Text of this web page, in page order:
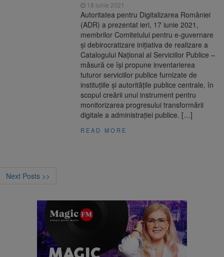
18 iunie 2021
Autoritatea pentru Digitalizarea României
(ADR) a prezentat ieri, 17 iunie 2021,
membrilor Comitetului pentru e-guvernare
şi debirocratizare iniţiativa de realizare a
Catalogului Naţional al Serviciilor Publice –
măsură ce îşi propune inventarierea
tuturor serviciilor publice furnizate de
instituţiile şi autorităţile publice centrale, în
scopul creării unui instrument pentru
monitorizarea progresului transformării
digitale a administraţiei publice. […]
READ MORE
Next Posts >>